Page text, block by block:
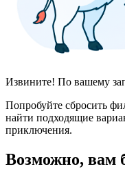
Извините! По вашему
Попробуйте сбросить
найти подходящие
приключения.
Возможно, вам